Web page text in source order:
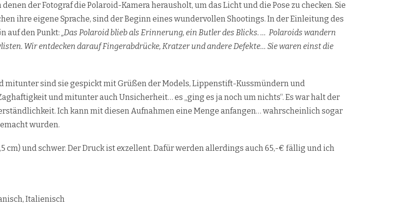
der Fotograf die Polaroid-Kamera herausholt, um das Licht und die Pose zu checken. Sie
ihre eigene Sprache, sind der Beginn eines wundervollen Shootings. In der Einleitung des
auf den Punkt: „Das Polaroid blieb als Erinnerung, ein Butler des Blicks. … Polaroids wandern
Wir entdecken darauf Fingerabdrücke, Kratzer und andere Defekte… Sie waren einst die
mitunter sind sie gespickt mit Grüßen der Models, Lippenstift-Kussmündern und
und mitunter auch Unsicherheit… es „ging es ja noch um nichts“. Es war halt der
Ich kann mit diesen Aufnahmen eine Menge anfangen… wahrscheinlich sogar
wurden.
cm) und schwer. Der Druck ist exzellent. Dafür werden allerdings auch 65,-€ fällig und ich
Italienisch